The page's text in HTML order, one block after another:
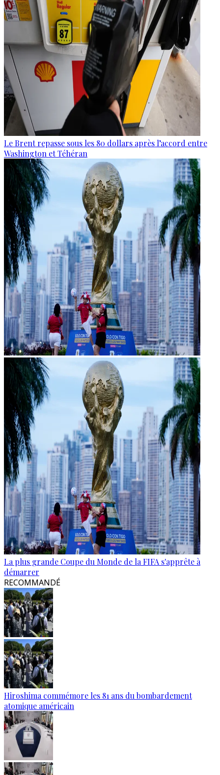
Le Brent repasse sous les 80 dollars après l’accord entre
Washington et Téhéran
La plus grande Coupe du Monde de la FIFA s'apprête à
démarrer
RECOMMANDÉ
Hiroshima commémore les 81 ans du bombardement
atomique américain